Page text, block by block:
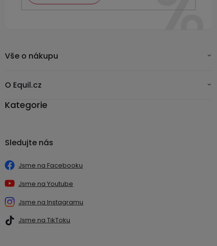
Vše o nákupu
O Equil.cz
Kategorie
Sledujte nás
Jsme na Facebooku
Jsme na Youtube
Jsme na Instagramu
Jsme na TikToku